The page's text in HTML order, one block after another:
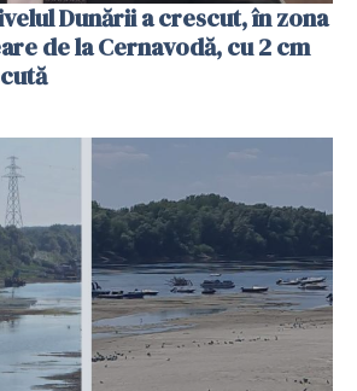
Dunării a crescut, în zona
de la Cernavodă, cu 2 cm